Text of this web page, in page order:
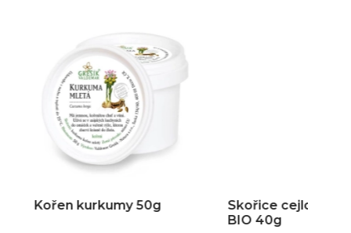
50g
Skořice cejlonská mletá